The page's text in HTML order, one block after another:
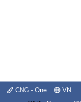
CNG - One VN